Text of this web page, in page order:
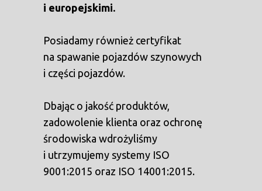
i europejskimi.
Posiadamy również certyfikat
na spawanie pojazdów szynowych
i części pojazdów.
Dbając o jakość produktów,
zadowolenie klienta oraz ochronę
środowiska wdrożyliśmy
i utrzymujemy systemy ISO
9001:2015 oraz ISO 14001:2015.